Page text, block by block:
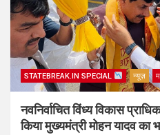
STATEBREAK.IN SPECIAL न्यूज़
नवनिर्वाचित विंध्य विकास
किया मुख्यमंत्री मोहन यादव का